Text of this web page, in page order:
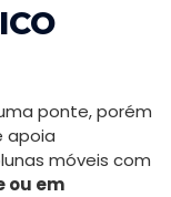
ponte, porém
apoia
móveis com
ou em